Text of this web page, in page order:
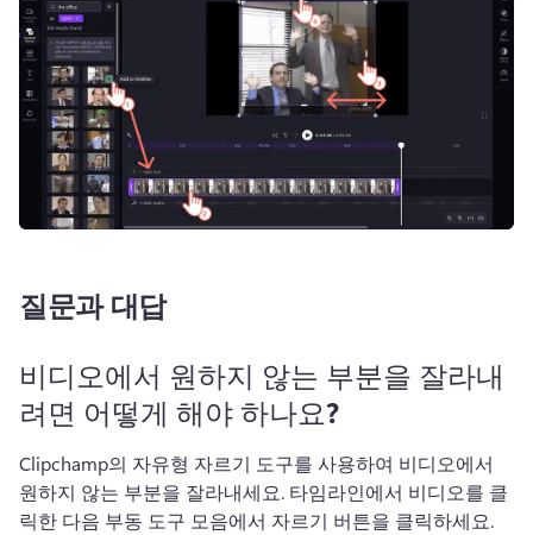
질문과 대답
비디오에서 원하지 않는 부분을 잘라내
려면 어떻게 해야 하나요?
Clipchamp의 자유형 자르기 도구를 사용하여 비디오에서
원하지 않는 부분을 잘라내세요. 타임라인에서 비디오를 클
릭한 다음 부동 도구 모음